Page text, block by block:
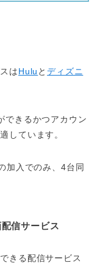
はHulu とディズニ
できるかつアカウン
しています。
加入でのみ、4台同
信サービス
きる配信サービス